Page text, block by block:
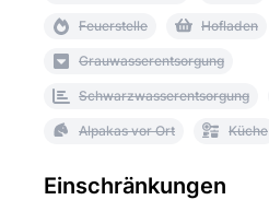
Feuerstelle Hofladen
Grauwasserentsorgung
Schwarzwasserentsorgung
Alpakas vor Ort Küche
Einschränkungen